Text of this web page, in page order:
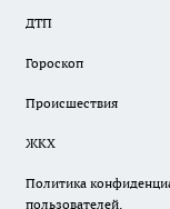
ДТП
Гороскоп
Происшествия
ЖКХ
Политика
пользователей.